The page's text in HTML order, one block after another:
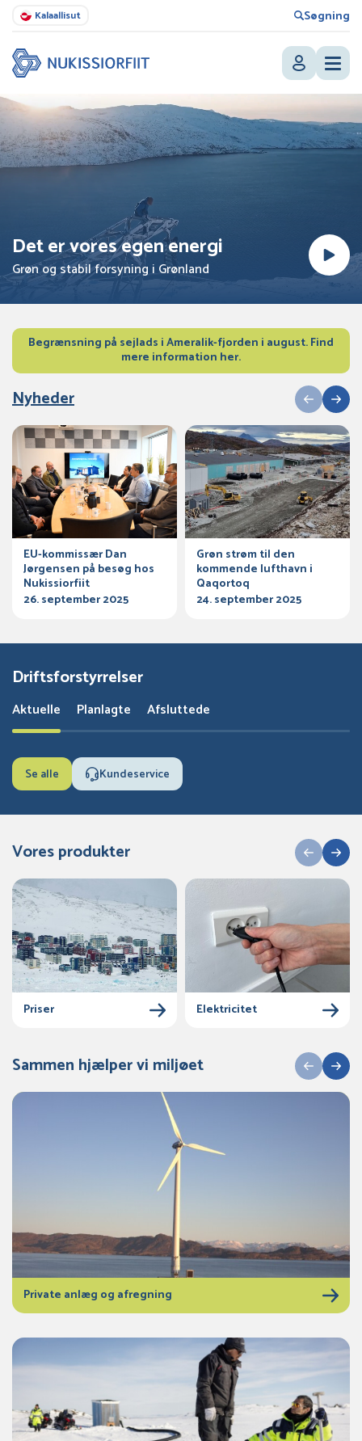
Kalaallisut Søgning
Det er vores egen energi
Grøn og stabil forsyning i Grønland
Begrænsning på sejlads i Ameralik-fjorden i august. Find
mere information her.
Nyheder
EU-kommissær Dan
Jørgensen på besøg hos
Nukissiorfiit
26. september 2025
Grøn strøm til den
kommende lufthavn i
Qaqortoq
24. september 2025
Driftsforstyrrelser
Aktuelle Planlagte Afsluttede
Se alle Kundeservice
Vores produkter
Priser Elektricitet
Sammen hjælper vi miljøet
Private anlæg og afregning